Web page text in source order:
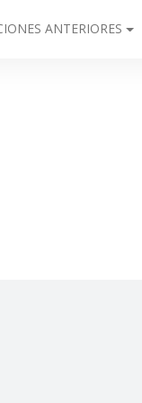
ANTERIORES